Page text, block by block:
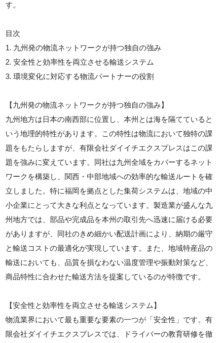
す。
目次
1. 九州発の物流ネットワークが持つ独自の強み
2. 安全性と効率性を両立させる輸送システム
3. 環境変化に対応する物流パートナーの役割
【九州発の物流ネットワークが持つ独自の強み】
九州地方は日本の南西部に位置し、本州とは海を隔てていると
いう地理的特性があります。この特性は物流において独特の課
題をもたらしますが、有限会社ダイイチエクスプレスはこの課
題を強みに変えています。同社は九州全域をカバーするネット
ワークを構築し、関西・中部地域への効率的な輸送ルートを確
立しました。特に福岡を拠点とした集荷システムは、地域の中
小企業にとって大きな利点となっています。製造業が盛んな九
州地方では、部品や完成品を本州の取引先へ迅速に届ける必要
がありますが、同社のきめ細かい配送計画により、納期の厳守
と輸送コストの最適化が実現しています。また、地域特産品の
輸送においても、品質を損なわない温度管理や振動対策など、
商品特性に合わせた輸送方法を提案しているのが特徴です。
【安全性と効率性を両立させる輸送システム】
物流業界において最も重要な要素の一つが「安全性」です。有
限会社ダイイチエクスプレスでは、ドライバーの教育研修を徹